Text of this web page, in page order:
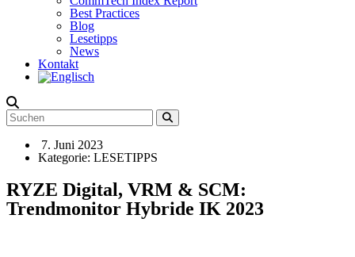
Best Practices
Blog
Lesetipps
News
Kontakt
7. Juni 2023
Kategorie: LESETIPPS
RYZE Digital, VRM & SCM:
Trendmonitor Hybride IK 2023